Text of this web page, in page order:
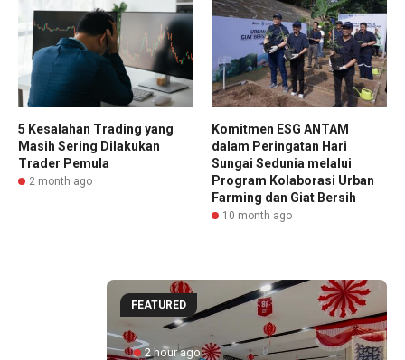
5 Kesalahan Trading yang
Masih Sering Dilakukan
Trader Pemula
2 month ago
Komitmen ESG ANTAM
dalam Peringatan Hari
Sungai Sedunia melalui
Program Kolaborasi Urban
Farming dan Giat Bersih
10 month ago
FEATURED
2 hour ago